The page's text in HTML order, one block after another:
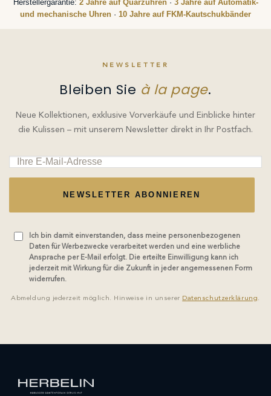
Herstellergarantie: 2 Jahre auf Quarzuhren· 3 Jahre auf Automatik-
und mechanische Uhren · 10 Jahre auf FKM-Kautschukbänder
NEWSLETTER
Bleiben Sie à la page.
Neue Kollektionen, exklusive Vorverkäufe und Einblicke hinter
die Kulissen – mit unserem Newsletter direkt in Ihr Postfach.
NEWSLETTER ABONNIEREN
Ich bin damit einverstanden, dass meine personenbezogenen
Daten für Werbezwecke verarbeitet werden und eine werbliche
Ansprache per E-Mail erfolgt. Die erteilte Einwilligung kann ich
jederzeit mit Wirkung für die Zukunft in jeder angemessenen Form
widerrufen.
Abmeldung jederzeit möglich. Hinweise in unserer Datenschutzerklärung.